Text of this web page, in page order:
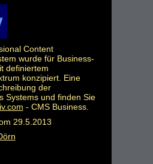
Content
wurde für Business-
definiertem
konzipiert. Eine
der
Systems und finden Sie
- CMS Business.
29.5.2013